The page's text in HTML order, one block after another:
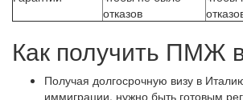
отказов
Как получить ПМЖ
Получая долгосрочную визу в
иммиграции, нужно быть готовым